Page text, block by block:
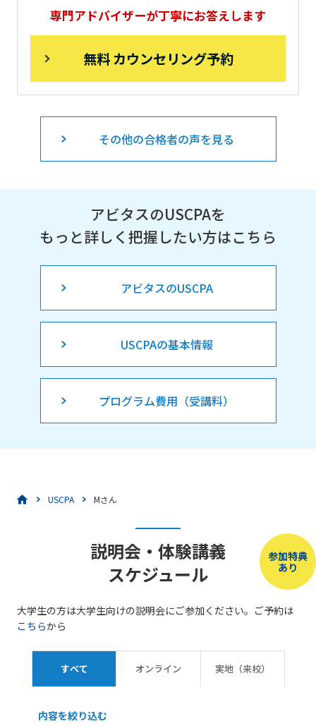
専門アドバイザーが丁寧にお答えします
無料 カウンセリング予約
その他の合格者の声を見る
アビタスのUSCPAを
もっと詳しく把握したい方はこちら
アビタスのUSCPA
USCPAの基本情報
プログラム費用（受講料）
USCPA Mさん
参加特典
あり
説明会・体験講義
スケジュール
大学生の方は大学生向けの説明会にご参加ください。ご予約は
こちらから
すべて オンライン 実地（来校）
内容を絞り込む